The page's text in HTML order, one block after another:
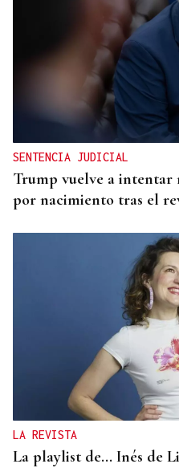
SENTENCIA JUDICIAL
Trump vuelve a
por nacimiento tras el
LA REVISTA
La playlist de... Inés de